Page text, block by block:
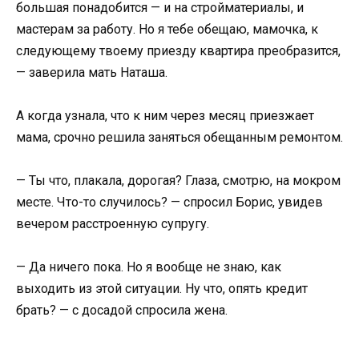
большая понадобится — и на стройматериалы, и
мастерам за работу. Но я тебе обещаю, мамочка, к
следующему твоему приезду квартира преобразится,
— заверила мать Наташа.
А когда узнала, что к ним через месяц приезжает
мама, срочно решила заняться обещанным ремонтом.
— Ты что, плакала, дорогая? Глаза, смотрю, на мокром
месте. Что-то случилось? — спросил Борис, увидев
вечером расстроенную супругу.
— Да ничего пока. Но я вообще не знаю, как
выходить из этой ситуации. Ну что, опять кредит
брать? — с досадой спросила жена.